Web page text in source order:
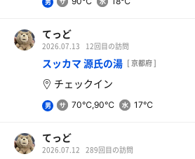
てっど
2026.07.13 12回目の訪問
スッカマ 源氏の湯 [ 京都府 ]
チェックイン
男 70℃,90℃ 17℃
てっど
2026.07.12 289回目の訪問